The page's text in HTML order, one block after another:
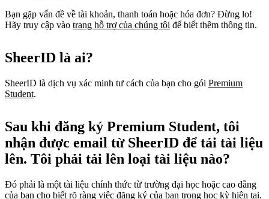
Bạn gặp vấn đề về tài khoản, thanh toán hoặc hóa đơn? Đừng lo!
Hãy truy cập vào trang hỗ trợ của chúng tôi để biết thêm thông tin.
SheerID là ai?
SheerID là dịch vụ xác minh tư cách của bạn cho gói Premium
Student.
Sau khi đăng ký Premium Student, tôi
nhận được email từ SheerID để tải tài liệu
lên. Tôi phải tải lên loại tài liệu nào?
Đó phải là một tài liệu chính thức từ trường đại học hoặc cao đẳng
của bạn cho biết rõ ràng việc đăng ký của bạn trong học kỳ hiện tại.